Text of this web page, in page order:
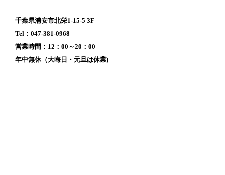
千葉県浦安市北栄1-15-5 3F
Tel：047-381-0968
営業時間：12：00～20：00
年中無休（大晦日・元旦は休業)